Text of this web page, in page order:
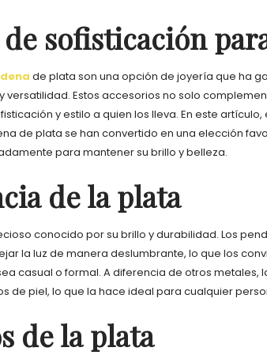
sofisticación
de plata son una opción de joyería que ha
versatilidad. Estos accesorios no solo
y estilo a quien los lleva. En este
de plata se han convertido en una elección
para mantener su brillo y belleza.
de la plata
conocido por su brillo y durabilidad. Los
la luz de manera deslumbrante, lo que los
casual o formal. A diferencia de otros
de piel, lo que la hace ideal para cualquier
de la plata